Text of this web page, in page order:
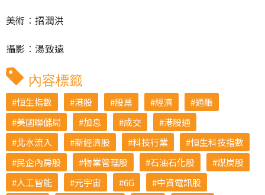
美術︰招潤洪
攝影︰湯致遠
內容標籤
恒生指數 港股 股票 經濟
通脹
美國聯儲局
加息 成交
港股通
北水流入
新經濟股 科技行業
恒生科技指數
民企內房股
物業管理股 石油石化股
煤炭股
人工智能
元宇宙 6G
中資電訊股